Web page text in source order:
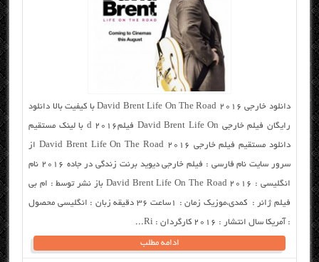
دانلود خارجی David Brent Life On The Road 2016 با کیفیت بالا دانلود
رایگان فیلم خارجی David Brent Life On فیلمd 2016 با لینک مستقیم
دانلود مستقیم فیلم خارجی David Brent Life On The Road 2016 از
سرور سایت نام فارسی : فیلم خارجی دیوید برنت زندگی در جاده ۲۰۱۶ نام
انگلیسی : David Brent Life On The Road 2016 باز نشر توسط : ام بی
فیلم ژانر : کمدی،موزیک زمان : ۱ساعت ۳۶ دقیقه زبان : انگلیسی محصول
: آمریکا سال انتشار : ۲۰۱۶ کارگردان : Ri...
ادامه مطلب